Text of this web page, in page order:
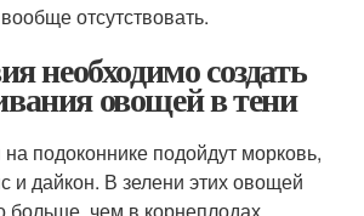
отсутствовать.
необходимо создать
овощей в тени
подоконнике подойдут морковь,
и дайкон. В зелени этих овощей